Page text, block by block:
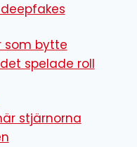
som bytte
spelade roll
stjärnorna